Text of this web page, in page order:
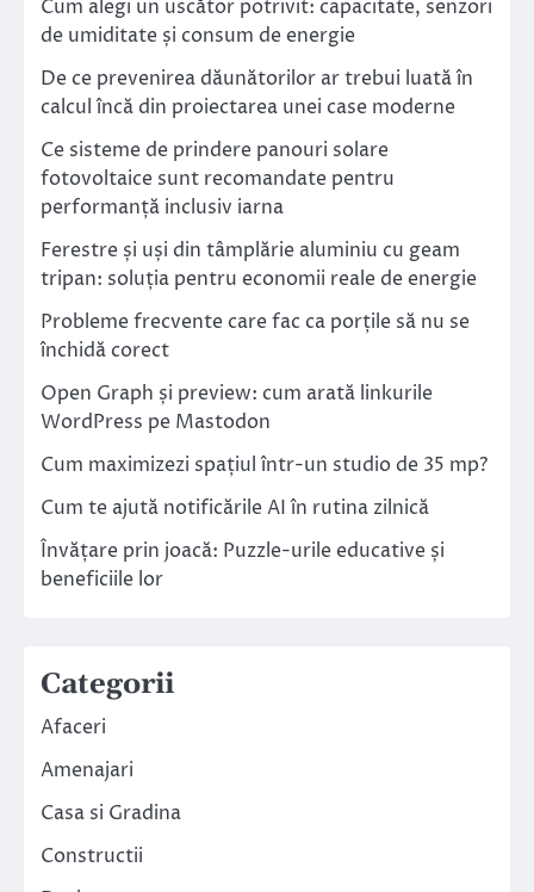
Cum alegi un uscător potrivit: capacitate, senzori
de umiditate și consum de energie
De ce prevenirea dăunătorilor ar trebui luată în
calcul încă din proiectarea unei case moderne
Ce sisteme de prindere panouri solare
fotovoltaice sunt recomandate pentru
performanță inclusiv iarna
Ferestre și uși din tâmplărie aluminiu cu geam
tripan: soluția pentru economii reale de energie
Probleme frecvente care fac ca porțile să nu se
închidă corect
Open Graph și preview: cum arată linkurile
WordPress pe Mastodon
Cum maximizezi spațiul într-un studio de 35 mp?
Cum te ajută notificările AI în rutina zilnică
Învățare prin joacă: Puzzle-urile educative și
beneficiile lor
Categorii
Afaceri
Amenajari
Casa si Gradina
Constructii